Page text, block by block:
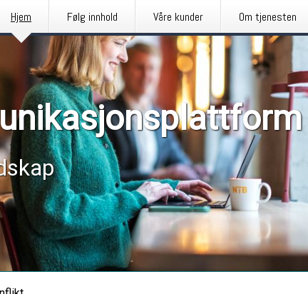
Hjem Følg innhold Våre kunder Om tjenesten